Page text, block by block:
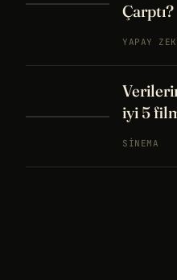
Çarptı?
YAPAY
iyi 5
SINEMA